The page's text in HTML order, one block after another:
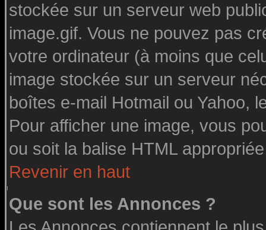
stockée sur un serveur web
image.gif. Vous ne pouvez pas
votre ordinateur (à moins que
image stockée sur un serveur
boîtes e-mail Hotmail ou Yahoo,
Pour afficher une image, vous
ou soit la balise HTML
Revenir en haut
Que sont les Annonces ?